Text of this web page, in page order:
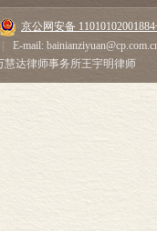
二、 依靠理论创新拓宽自
三、 依靠顽强斗争打好自
四、 依靠团结奋斗铸就自
后记
京公网安备
E-mail:
慧达律师事务所王宇明律师